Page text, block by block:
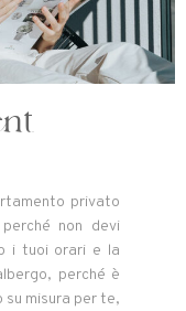
privato
non devi
i tuoi orari e la
perché è
misura per te,